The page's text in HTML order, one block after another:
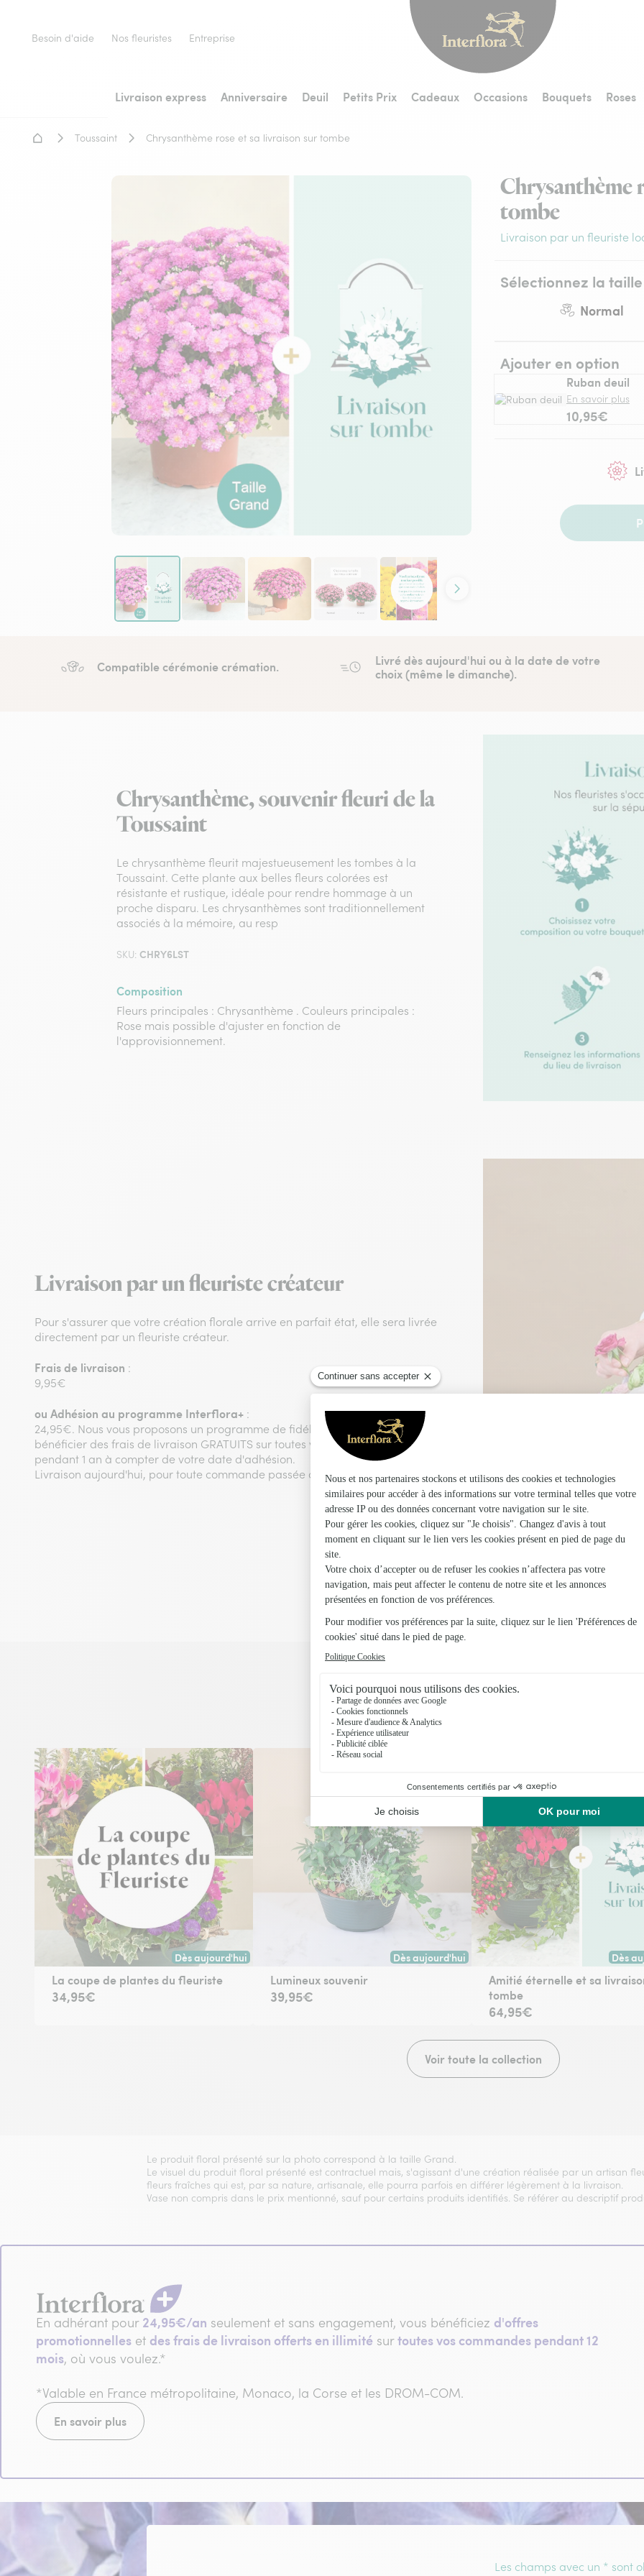
Livraison express Anniversaire Deuil Petits Prix Cadeaux Occasions Bouquets Roses
Besoin d'aide Nos fleuristes Entreprise
Accueil - Livraison fleurs
Toussaint Chrysanthème rose et sa livraison sur tombe
Contenu suivant
Chrysanthème
tombe
Livraison par un fleuriste
Sélectionnez la taille
Normal
Ajouter en option
Ruban deuil
En savoir plus
10,95€
Compatible cérémonie crémation.
Livré dès aujourd'hui ou à la date de votre
choix (même le dimanche).
Chrysanthème, souvenir fleuri de la
Toussaint
Le chrysanthème fleurit majestueusement les tombes à la
Toussaint. Cette plante aux belles fleurs colorées est
résistante et rustique, idéale pour rendre hommage à un
proche disparu. Les chrysanthèmes sont traditionnellement
associés à la mémoire, au resp
SKU: CHRY6LST
Composition
Fleurs principales : Chrysanthème . Couleurs principales :
Rose mais possible d'ajuster en fonction de
l'approvisionnement.
Livraison par un fleuriste créateur
Pour s'assurer que votre création florale arrive en parfait état, elle sera livrée
directement par un fleuriste créateur.
Frais de livraison :
9,95€
ou Adhésion au programme Interflora+ :
24,95€. Nous vous proposons un programme de fidélité vous permettant de
bénéficier des frais de livraison GRATUITS sur toutes vos commandes
pendant 1 an à compter de votre date d'adhésion.
Livraison aujourd'hui, pour toute commande passée avant 17h00.
Vous aimerez aussi
Encore plus d'idées pour faire plaisir
Dès aujourd'hui
Livraison dès aujourd'hui (pour toute commande passée avant 17h) ou à la date de votre choix.
La coupe de plantes du fleuriste
34,95€
Dès aujourd'hui
Livraison dès aujourd'hui (pour toute commande
Lumineux souvenir
39,95€
Dès
Amitié éternelle et sa
tombe
64,95€
Voir toute la collection
Le produit floral présenté sur la photo correspond à la taille Grand.
Le visuel du produit floral présenté est contractuel mais, s'agissant d'une création réalisée par un artisan
fleurs fraîches qui est, par sa nature, artisanale, elle pourra parfois en différer légèrement à la livraison.
Vase non compris dans le prix mentionné, sauf pour certains produits identifiés. Se référer au descriptif
En adhérant pour 24,95€/an seulement et sans engagement, vous bénéficiez d'offres
promotionnelles et des frais de livraison offerts en illimité surtoutes vos commandes pendant 12
mois, où vous voulez.*
*Valable en France métropolitaine, Monaco, la Corse et les DROM-COM.
En savoir plus
Les champs avec un * sont